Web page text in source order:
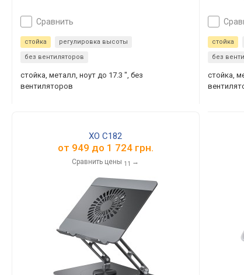
сравнить
стойка
регулировка высоты
без вентиляторов
стойка, металл, ноут до 17.3 ", без
вентиляторов
стойка
без
стойка,
XO C182
от 949 до 1 724грн.
Сравнить цены 11 →